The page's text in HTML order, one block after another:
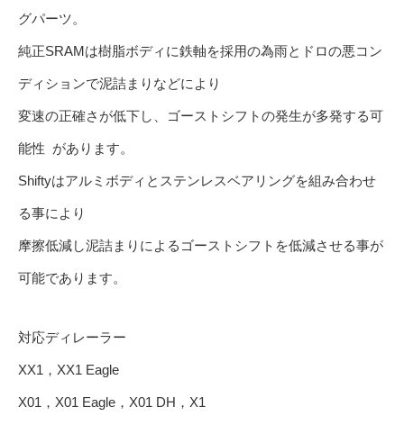
グパーツ。
純正SRAMは樹脂ボディに鉄軸を採用の為雨とドロの悪コン
ディションで泥詰まりなどにより
変速の正確さが低下し、ゴーストシフトの発生が多発する可
能性 があります。
Shiftyはアルミボディとステンレスベアリングを組み合わせ
る事により
摩擦低減し泥詰まりによるゴーストシフトを低減させる事が
可能であります。
対応ディレーラー
XX1，XX1 Eagle
X01，X01 Eagle，X01 DH，X1